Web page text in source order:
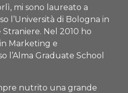
mi sono laureato a
l’Università di Bologna in
Nel 2010 ho
Marketing e
l’Alma Graduate School
nutrito una grande